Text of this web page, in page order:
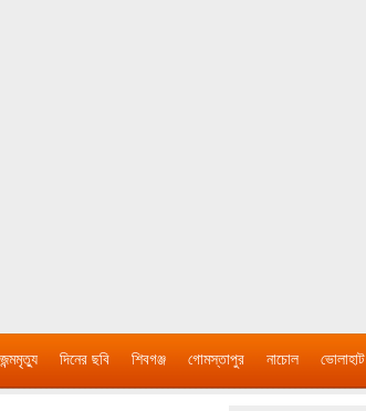
জন্মমৃত্যু দিনের ছবি শিবগঞ্জ গোমস্তাপুর নাচোল ভোলাহাট